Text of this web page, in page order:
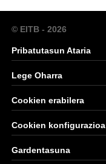
© EITB - 2026
Pribatutasun Ataria
Lege Oharra
Cookien erabilera
Cookien konfigurazioa
Gardentasuna